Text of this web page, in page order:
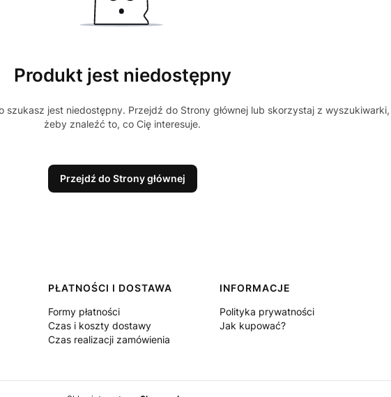
Produkt jest niedostępny
jest niedostępny. Przejdź do Strony głównej lub skorzystaj z wyszukiwarki,
żeby znaleźć to, co Cię interesuje.
Przejdź do Strony głównej
PŁATNOŚCI I DOSTAWA
Formy płatności
Czas i koszty dostawy
Czas realizacji zamówienia
INFORMACJE
Polityka prywatności
Jak kupować?